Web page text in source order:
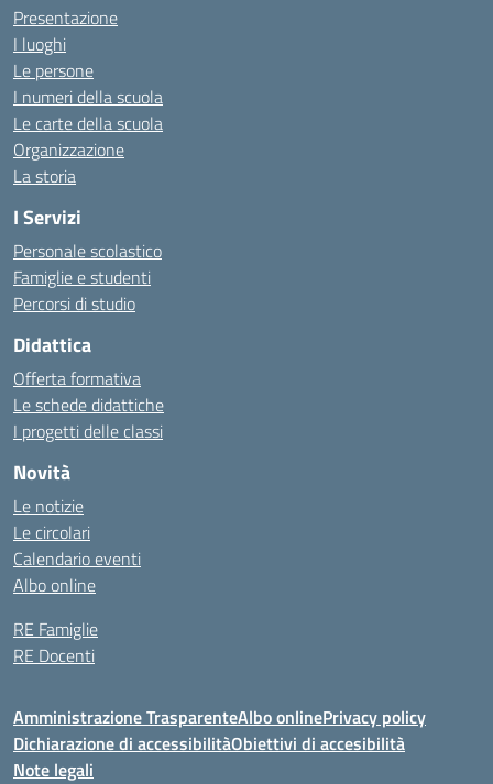
Presentazione
I luoghi
Le persone
I numeri della scuola
Le carte della scuola
Organizzazione
La storia
I Servizi
Personale scolastico
Famiglie e studenti
Percorsi di studio
Didattica
Offerta formativa
Le schede didattiche
I progetti delle classi
Novità
Le notizie
Le circolari
Calendario eventi
Albo online
RE Famiglie
RE Docenti
Amministrazione TrasparenteAlbo onlinePrivacy policy
Dichiarazione di accessibilitàObiettivi di accesibilità
Note legali